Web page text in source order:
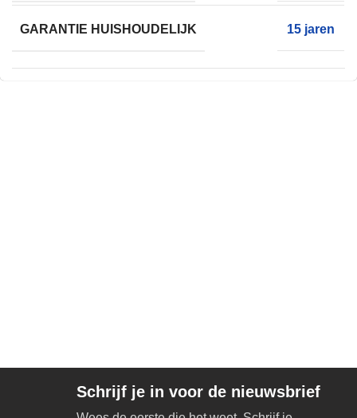
GARANTIE HUISHOUDELIJK 15 jaren
Schrijf je in voor de nieuwsbrief